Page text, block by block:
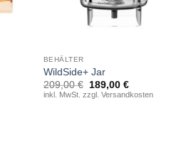
BEHÄLTER
WildSide+ Jar
209,00€
Original
price
189,00 €Current
price
inkl. MwSt. zzgl. Versandkosten